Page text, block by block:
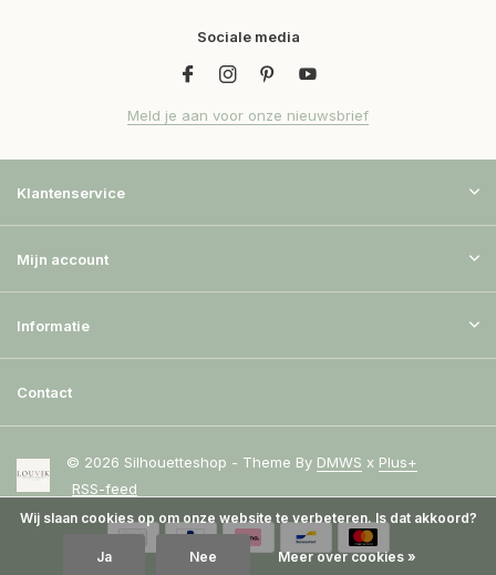
Sociale media
Meld je aan voor onze nieuwsbrief
Klantenservice
Mijn account
Informatie
Contact
© 2026 Silhouetteshop - Theme By DMWS x Plus+
RSS-feed
Wij slaan cookies op om onze website te verbeteren. Is dat akkoord?
Ja Nee Meer over cookies »